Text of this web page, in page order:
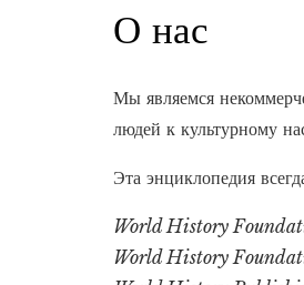
О нас
Мы являемся
людей к культурному
Эта энциклопедия
World History
World History